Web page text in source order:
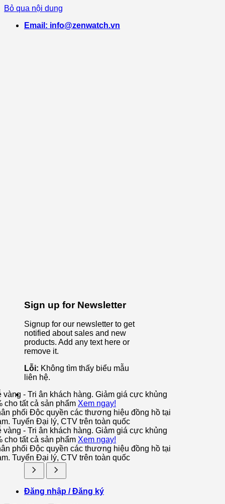
Bỏ qua nội dung
Email: info@zenwatch.vn
Sign up for Newsletter
Signup for our newsletter to get
notified about sales and new
products. Add any text here or
remove it.
Lỗi: Không tìm thấy biểu mẫu
liên hệ.
vàng - Tri ân khách hàng. Giảm giá cực khủng
cho tất cả sản phẩm Xem ngay!
phối Độc quyền các thương hiệu đồng hồ tại
Tuyển Đại lý, CTV trên toàn quốc
vàng - Tri ân khách hàng. Giảm giá cực khủng
cho tất cả sản phẩm Xem ngay!
phối Độc quyền các thương hiệu đồng hồ tại
Tuyển Đại lý, CTV trên toàn quốc
Đăng nhập / Đăng ký